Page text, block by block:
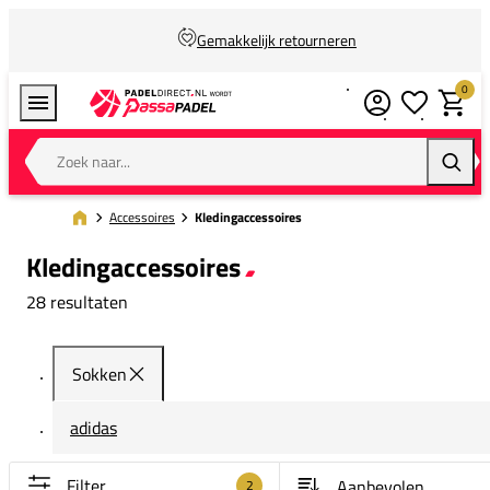
Gemakkelijk retourneren
Zoek naar...
0
Accessoires Kledingaccessoires
Kledingaccessoires
28 resultaten
Sokken
adidas
2